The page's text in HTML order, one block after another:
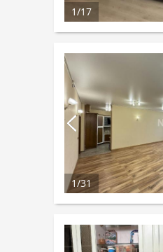
1/17
1/31